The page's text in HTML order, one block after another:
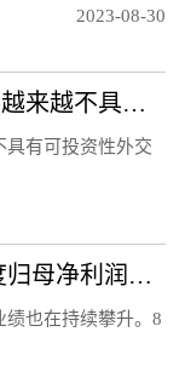
2023-08-30
雷蒙多称部分美企表示中国变得越来越不具有可投资性 外交部回应
具有可投资性外交
受益金价上行 山东黄金第二季度归母净利润同比增长83%
绩也在持续攀升。8